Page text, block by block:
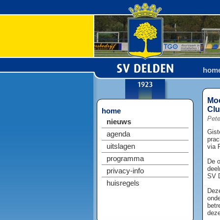
home
nieuws
agenda
uitslagen
programma
privacy-info
huisregels
via
De
SV